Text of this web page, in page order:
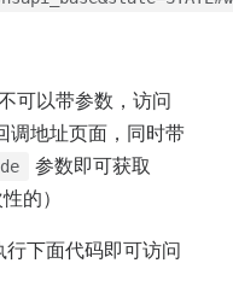
可以带参数，访问
调地址页面，同时带
参数即可获取
的）
下面代码即可访问